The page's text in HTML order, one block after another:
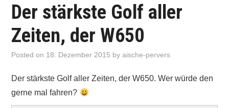
NEU: AISCHE SHOP!
TELEGRAM GRUPPE
IMPRESSUM
Der stärkste Golf aller
Zeiten, der W650
Posted on 18. Dezember 2015 byaische-pervers
Der stärkste Golf aller Zeiten, der W650. Wer würde den
gerne mal fahren?